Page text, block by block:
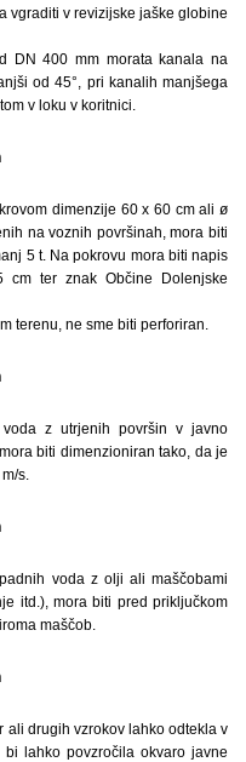
vgraditi v revizijske jaške globine
DN 400 mm morata kanala na
od 45°, pri kanalih manjšega
v loku v koritnici.
dimenzije 60 x 60 cm ali ø
na voznih površinah, mora biti
5 t. Na pokrovu mora biti napis
cm ter znak Občine Dolenjske
terenu, ne sme biti perforiran.
z utrjenih površin v javno
biti dimenzioniran tako, da je
s.
voda z olji ali maščobami
itd.), mora biti pred priključkom
maščob.
ali drugih vzrokov lahko odtekla v
lahko povzročila okvaro javne